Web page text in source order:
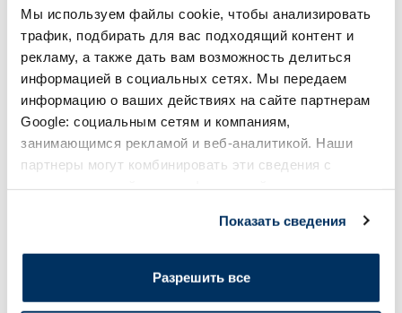
Мы используем файлы cookie, чтобы анализировать
трафик, подбирать для вас подходящий контент и
рекламу, а также дать вам возможность делиться
информацией в социальных сетях. Мы передаем
информацию о ваших действиях на сайте партнерам
Google: социальным сетям и компаниям,
занимающимся рекламой и веб-аналитикой. Наши
партнеры могут комбинировать эти сведения с
Показать сведения
Разрешить все
Безрецептурные лекарства
NEURORUBINE Forte Lactab
таблетки в оболочке, 20 шт.
Цена
6.29 €
В корзину
Безрецептурные
MAGNE B6
mg/10 mg
60 шт.
9.49 €
В
Солнечная защита летом ☀️